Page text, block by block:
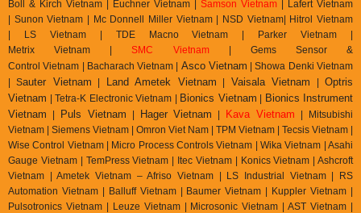
Boll & Kirch Vietnam | Euchner Vietnam | Samson Vietnam | Lafert Vietnam
| Sunon Vietnam | Mc Donnell Miller Vietnam | NSD Vietnam| Hitrol Vietnam
| LS Vietnam | TDE Macno Vietnam | Parker Vietnam |
MetrixVietnam |SMC Vietnam| Gems Sensor &
ControlVietnam | Bacharach Vietnam | Asco Vietnam |Showa Denki Vietnam
| Sauter Vietnam | Land Ametek Vietnam | Vaisala Vietnam |Optris
Vietnam | Tetra-K Electronic Vietnam | Bionics Vietnam | Bionics Instrument
Vietnam | Puls Vietnam | Hager Vietnam | Kava Vietnam | Mitsubishi
Vietnam | Siemens Vietnam | Omron Viet Nam | TPM Vietnam | Tecsis Vietnam |
Wise Control Vietnam | Micro Process Controls Vietnam | Wika Vietnam | Asahi
Gauge Vietnam | TemPress Vietnam | Itec Vietnam | Konics Vietnam | Ashcroft
Vietnam | Ametek Vietnam – Afriso Vietnam | LS Industrial Vietnam | RS
Automation Vietnam | Balluff Vietnam | Baumer Vietnam | Kuppler Vietnam |
Pulsotronics Vietnam | Leuze Vietnam | Microsonic Vietnam | AST Vietnam |